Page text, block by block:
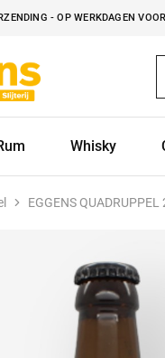
- OP WERKDAGEN
Whisky
EGGENS QUADRUPPEL